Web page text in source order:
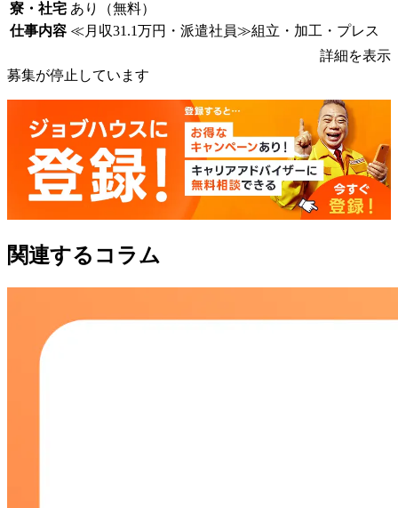
寮・社宅 あり（無料）
仕事内容 ≪月収31.1万円・派遣社員≫組立・加工・プレス
詳細を表示
募集が停止しています
関連するコラム